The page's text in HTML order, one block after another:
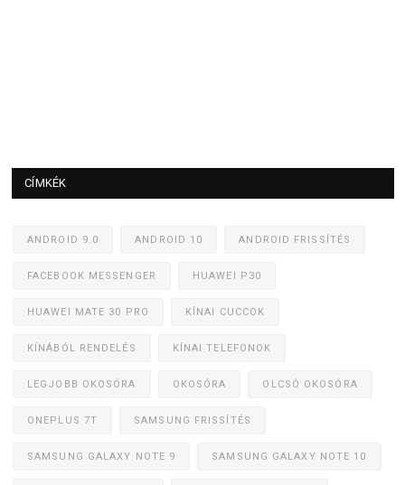
CÍMKÉK
ANDROID 9.0 ANDROID 10 ANDROID FRISSÍTÉS
FACEBOOK MESSENGER HUAWEI P30
HUAWEI MATE 30 PRO KÍNAI CUCCOK
KÍNÁBÓL RENDELÉS KÍNAI TELEFONOK
LEGJOBB OKOSÓRA OKOSÓRA OLCSÓ OKOSÓRA
ONEPLUS 7T SAMSUNG FRISSÍTÉS
SAMSUNG GALAXY NOTE 9 SAMSUNG GALAXY NOTE 10